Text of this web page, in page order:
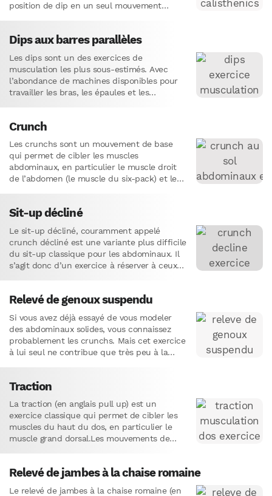
position de dip en un seul mouvement
force, explosivité et coordination.
Dips aux barres parallèles
Les dips sont un des exercices de
musculation les plus sous-estimés. Avec
l’abondance de machines disponibles pour
travailler les bras, les épaules et les
Crunch
Les crunchs sont un mouvement de base
qui permet de cibler les muscles
abdominaux, en particulier le muscle droit
de l’abdomen (le muscle du six-pack) et les
Sit-up décliné
Le sit-up décliné, couramment appelé
crunch décliné est une variante plus difficile
du sit-up classique pour les abdominaux. Il
s’agit donc d’un exercice à réserver à ceux
Relevé de genoux suspendu
Si vous avez déjà essayé de vous modeler
des abdominaux solides, vous connaissez
probablement les crunchs. Mais cet exercice
à lui seul ne contribue que très peu à la
Traction
La traction (en anglais pull up) est un
exercice classique qui permet de cibler les
muscles du haut du dos, en particulier le
muscle grand dorsal.Les mouvements de
Relevé de jambes à la chaise romaine
Le relevé de jambes à la chaise romaine (en